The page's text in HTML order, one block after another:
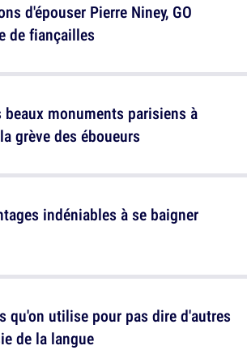
beaux monuments parisiens à
grève des éboueurs
qu'on utilise pour pas dire d'autres
de la langue
d'épouser Pierre Niney, GO
de fiançailles
indéniables à se baigner